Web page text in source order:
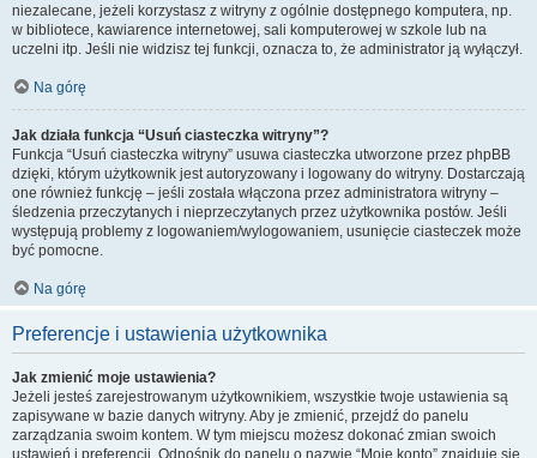
niezalecane, jeżeli korzystasz z witryny z ogólnie dostępnego komputera, np.
w bibliotece, kawiarence internetowej, sali komputerowej w szkole lub na
uczelni itp. Jeśli nie widzisz tej funkcji, oznacza to, że administrator ją wyłączył.
Na górę
Jak działa funkcja “Usuń ciasteczka witryny”?
Funkcja “Usuń ciasteczka witryny” usuwa ciasteczka utworzone przez phpBB
dzięki, którym użytkownik jest autoryzowany i logowany do witryny. Dostarczają
one również funkcję – jeśli została włączona przez administratora witryny –
śledzenia przeczytanych i nieprzeczytanych przez użytkownika postów. Jeśli
występują problemy z logowaniem/wylogowaniem, usunięcie ciasteczek może
być pomocne.
Na górę
Preferencje i ustawienia użytkownika
Jak zmienić moje ustawienia?
Jeżeli jesteś zarejestrowanym użytkownikiem, wszystkie twoje ustawienia są
zapisywane w bazie danych witryny. Aby je zmienić, przejdź do panelu
zarządzania swoim kontem. W tym miejscu możesz dokonać zmian swoich
ustawień i preferencji. Odnośnik do panelu o nazwie “Moje konto” znajduje się